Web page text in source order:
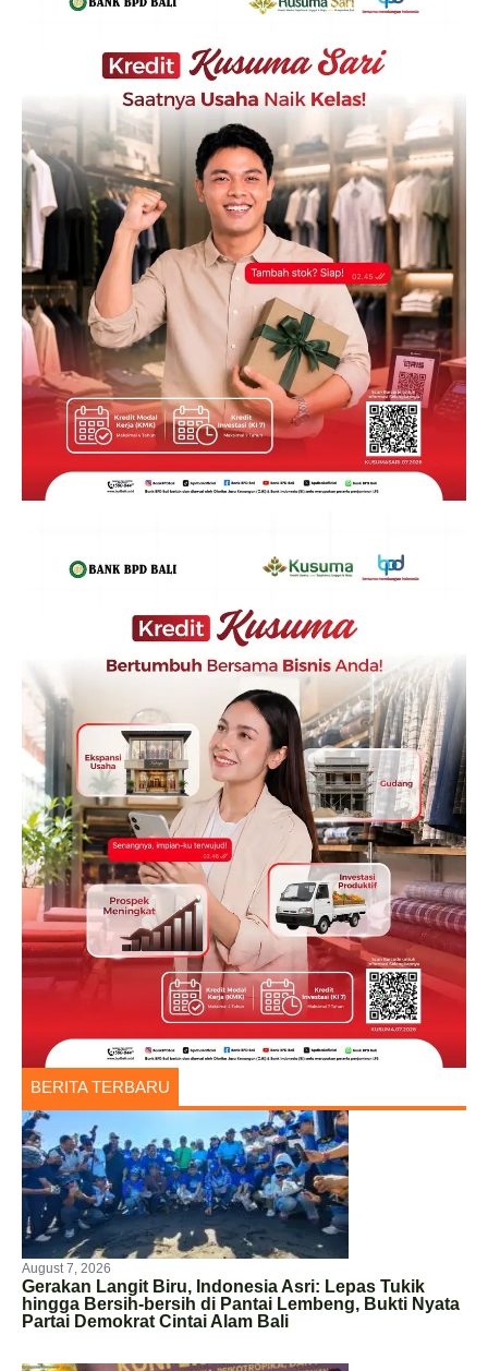
BERITA TERBARU
August 7, 2026
Gerakan Langit Biru, Indonesia Asri: Lepas Tukik
hingga Bersih-bersih di Pantai Lembeng, Bukti Nyata
Partai Demokrat Cintai Alam Bali